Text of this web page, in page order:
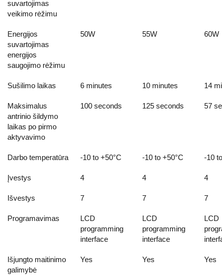
suvartojimas
veikimo rėžimu
Energijos
suvartojimas
energijos
saugojimo rėžimu
50W 55W 60W
Sušilimo laikas 6 minutes 10 minutes 14
Maksimalus
antrinio šildymo
laikas po pirmo
aktyvavimo
100 seconds 125 seconds 57
Darbo temperatūra -10 to +50°C -10 to +50°C -10
Įvestys 4 4 4
Išvestys 7 7 7
Programavimas
LCD
programming
interface
LCD
programming
interface
LCD
Išjungto maitinimo
galimybė
Yes Yes Yes